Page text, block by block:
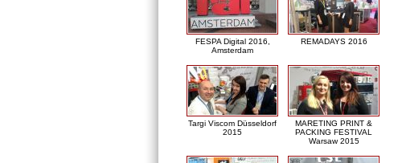
FESPA Digital 2016,
Amsterdam
REMADAYS 2016
Targi Viscom Düsseldorf
2015
MARETING PRINT &
PACKING FESTIVAL
Warsaw 2015